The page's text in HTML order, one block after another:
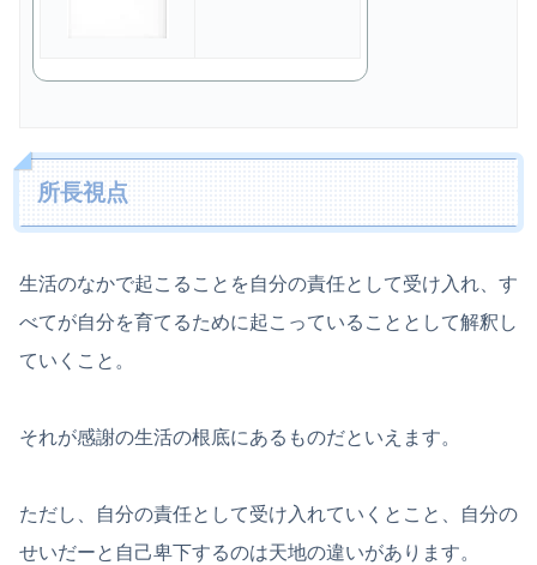
所長視点
生活のなかで起こることを自分の責任として受け入れ、す
べてが自分を育てるために起こっていることとして解釈し
ていくこと。
それが感謝の生活の根底にあるものだといえます。
ただし、自分の責任として受け入れていくとこと、自分の
せいだーと自己卑下するのは天地の違いがあります。